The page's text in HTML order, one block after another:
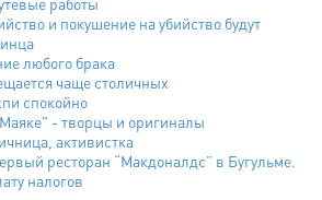
и покушение на убийство будут
любого брака
чаще столичных
спокойно
- творцы и оригиналы
активистка
ресторан “Макдоналдс” в Бугульме.
налогов